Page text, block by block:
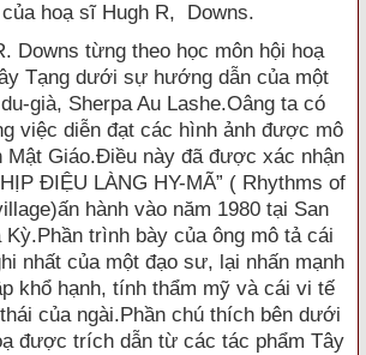
của hoạ sĩ Hugh R, Downs.
Downs từng theo học môn hội hoạ
Tạng dưới sự hướng dẫn của một
già, Sherpa Au Lashe.Oâng ta có
việc diễn đạt các hình ảnh được mô
Mật Giáo.Ðiều này đã được xác nhận
ÐIỆU LÀNG HY-MÃ” ( Rhythms of
hành vào năm 1980 tại San
Kỳ.Phần trình bày của ông mô tả cái
nhất của một đạo sư, lại nhấn mạnh
khổ hạnh, tính thẩm mỹ và cái vi tế
của ngài.Phần chú thích bên dưới
được trích dẫn từ các tác phẩm Tây